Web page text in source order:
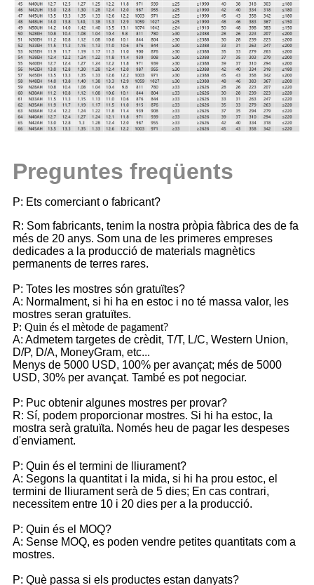
Preguntes freqüents
P: Ets comerciant o fabricant?
R: Som fabricants, tenim la nostra pròpia fàbrica des de fa
més de 20 anys. Som una de les primeres empreses
dedicades a la producció de materials magnètics
permanents de terres rares.
P: Totes les mostres són gratuïtes?
A: Normalment, si hi ha en estoc i no té massa valor, les
mostres seran gratuïtes.
P: Quin és el mètode de pagament?
A: Admetem targetes de crèdit, T/T, L/C, Western Union,
D/P, D/A, MoneyGram, etc...
Menys de 5000 USD, 100% per avançat; més de 5000
USD, 30% per avançat. També es pot negociar.
P: Puc obtenir algunes mostres per provar?
R: Sí, podem proporcionar mostres. Si hi ha estoc, la
mostra serà gratuïta. Només heu de pagar les despeses
d'enviament.
P: Quin és el termini de lliurament?
A: Segons la quantitat i la mida, si hi ha prou estoc, el
termini de lliurament serà de 5 dies; En cas contrari,
necessitem entre 10 i 20 dies per a la producció.
P: Quin és el MOQ?
A: Sense MOQ, es poden vendre petites quantitats com a
mostres.
P: Què passa si els productes estan danyats?